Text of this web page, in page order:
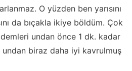
O yüzden ben yarısını
da bıçakla ikiye böldüm. Çok
undan önce 1 dk. kadar
biraz daha iyi kavrulmuş